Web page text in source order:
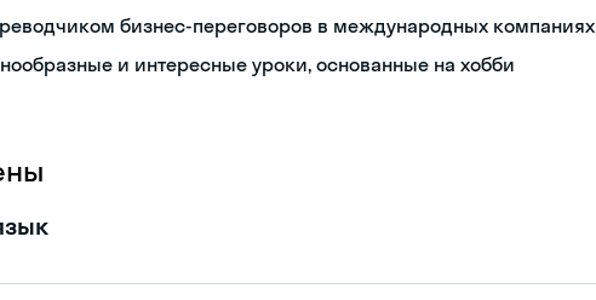
бизнес-переговоров в международных компаниях
и интересные уроки, основанные на хобби